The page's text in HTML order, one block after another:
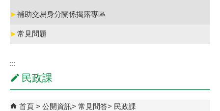
►補助交易身分關係揭露專區
►常見問題
:::
民政課
首頁 公開資訊 常見問答 民政課